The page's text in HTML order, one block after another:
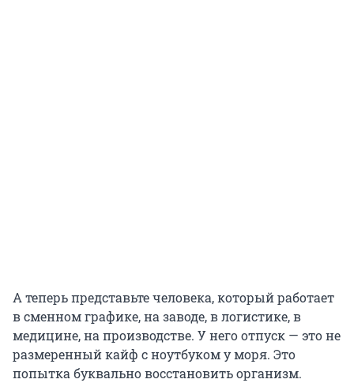
А теперь представьте человека, который работает
в сменном графике, на заводе, в логистике, в
медицине, на производстве. У него отпуск — это не
размеренный кайф с ноутбуком у моря. Это
попытка буквально восстановить организм.